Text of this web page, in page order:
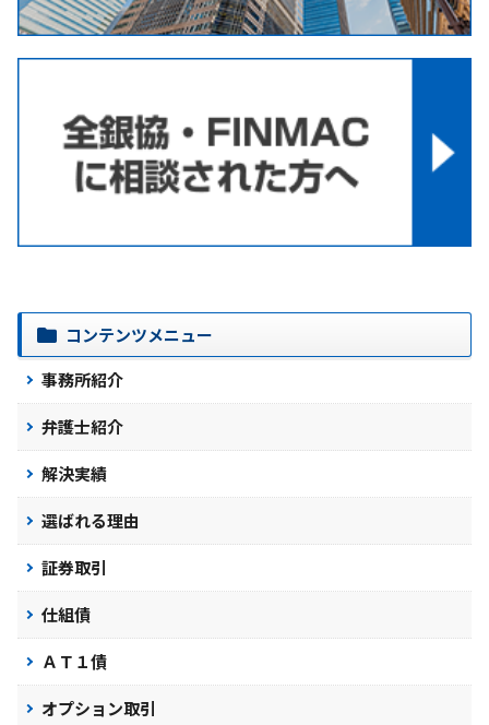
コンテンツメニュー
事務所紹介
弁護士紹介
解決実績
選ばれる理由
証券取引
仕組債
ＡＴ１債
オプション取引